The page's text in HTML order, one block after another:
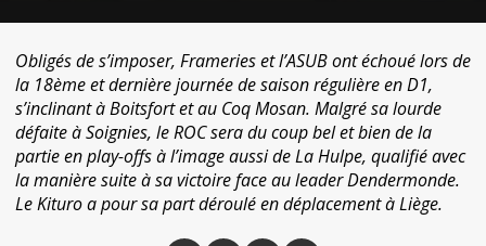
Obligés de s’imposer, Frameries et l’ASUB ont échoué lors de
la 18ème et dernière journée de saison régulière en D1,
s’inclinant à Boitsfort et au Coq Mosan. Malgré sa lourde
défaite à Soignies, le ROC sera du coup bel et bien de la
partie en play-offs à l’image aussi de La Hulpe, qualifié avec
la manière suite à sa victoire face au leader Dendermonde.
Le Kituro a pour sa part déroulé en déplacement à Liège.